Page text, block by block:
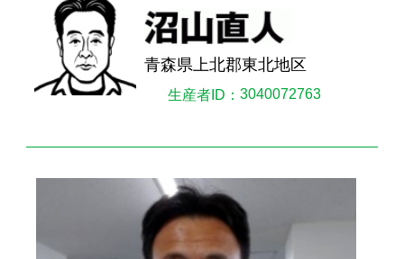
青森県上北郡東北地区
生産者ID：3040072763